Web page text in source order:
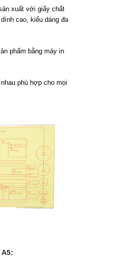
xuất với giấy chất
cao, kiểu dáng đa
phẩm bằng máy in
phù hợp cho mọi